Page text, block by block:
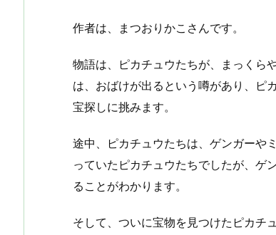
作者は、まつおりかこさんです。
物語は、ピカチュウたちが、まっくら
は、おばけが出るという噂があり、ピ
宝探しに挑みます。
途中、ピカチュウたちは、ゲンガーや
っていたピカチュウたちでしたが、ゲ
ることがわかります。
そして、ついに宝物を見つけたピカチ